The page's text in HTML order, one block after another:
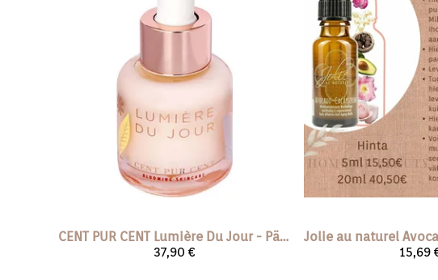
CENT PUR CENT
Lumière Du Jour - Päiväseerumi
37,90 €
Jolie au naturel
15,69